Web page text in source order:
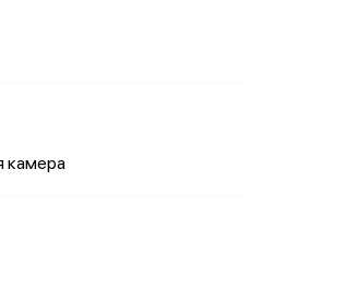
камера